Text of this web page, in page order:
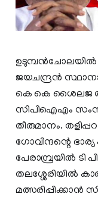
ഉടുമ്പൻചോലയിൽ
ജയചന്ദ്രൻ
കെ കെ ശൈലജ
സിപിഐഎം
തീരുമാനം.
ഗോവിന്ദന്റെ
പേരാമ്പ്രയിൽ ടി
തലശ്ശേരിയിൽ
മത്സരിപ്പിക്കാൻ